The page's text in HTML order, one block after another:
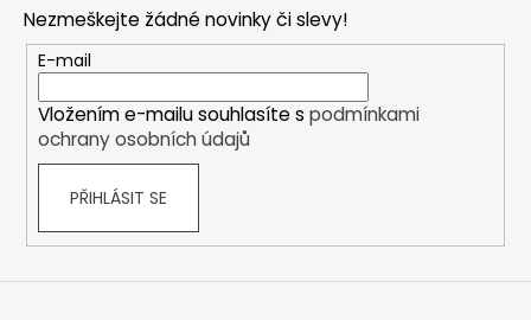
Nezmeškejte žádné novinky či slevy!
E-mail
Vložením e-mailu souhlasíte s podmínkami
ochrany osobních údajů
PŘIHLÁSIT SE